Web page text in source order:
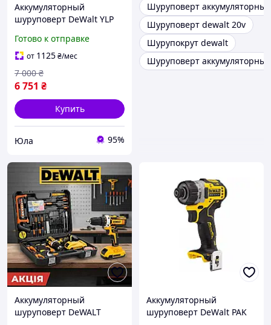
Аккумуляторный
шуруповерт DeWalt YLP
ЗУ)
Готово к отправке
от 1125₴/мес
6 751 ₴
7 000 ₴
Купить
Юла 95%
Шуруповерт
Шуруповерт dewalt 20v
Шурупокрут dewalt
Шуруповерт
Аккумуляторный
шуруповерт DeWALT
Аккумуляторный
шуруповерт DeWalt PAK